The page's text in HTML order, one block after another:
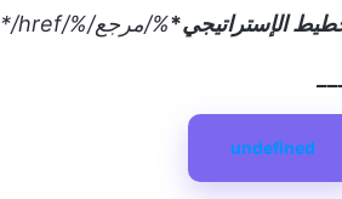
الإستراتيجي*%/مرجع/%/href/
*
undefined